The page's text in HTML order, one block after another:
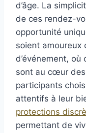
d’âge. La
de ces rendez-
opportunité
soient amoureux
d’événement,
sont au cœur
participants
attentifs à leur
protections
permettant de